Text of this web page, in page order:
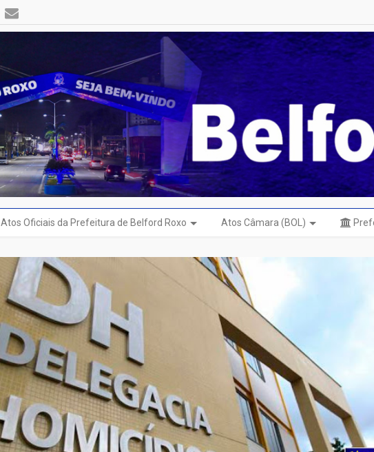
Atos Oficiais da Prefeitura de Belford Roxo Atos Câmara (BOL)